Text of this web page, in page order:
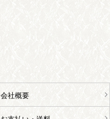
会社概要